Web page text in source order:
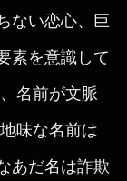
ない恋心、巨
素を意識して
名前が文脈
味な名前は
あだ名は詐欺